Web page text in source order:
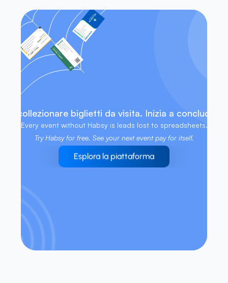
senza una connessione internet?
di collezionare biglietti da visita. Inizia a concludere
Try Habsy for free. See your next event pay for itself.
Esplora la piattaforma